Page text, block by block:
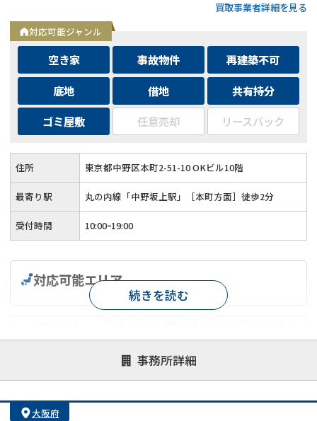
トも可能◆メールとLINEは24時間相談受付中買取事業者詳細を見る
対応可能ジャンル
空き家 事故物件
再建築不可
底地
借地
共有持分
ゴミ屋敷
任意売却 リースバック
住所 東京都中野区本町2-51-10 OKビル10階
最寄り駅 丸の内線「中野坂上駅」［本町方面］徒歩2分
受付時間 10:00ｰ19:00
事務所詳細
対応可能エリア
士業連携有り
続きを読む
大阪府